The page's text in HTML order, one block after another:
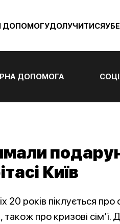
ДОПОМОГУДОЛУЧИТИСЯ
ДОПОМОГА
Київ
20 років піклується про
про кризові сім’ї.